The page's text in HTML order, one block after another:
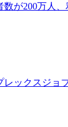
が200万人
ックスジョ